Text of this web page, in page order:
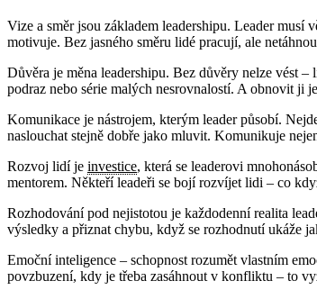
Vize a směr jsou základem leadershipu. Leader
motivuje. Bez jasného směru lidé pracují, ale
Důvěra je měna leadershipu. Bez důvěry nelze vést
podraz nebo série malých nesrovnalostí. A obnovit ji
Komunikace je nástrojem, kterým leader působí.
naslouchat stejně dobře jako mluvit. Komunikuje
Rozvoj lidí je investice, která se leaderovi
mentorem. Někteří leadeři se bojí rozvíjet lidi – co
Rozhodování pod nejistotou je každodenní realita
výsledky a přiznat chybu, když se rozhodnutí ukáže
Emoční inteligence – schopnost rozumět vlastním
povzbuzení, kdy je třeba zasáhnout v konfliktu – to